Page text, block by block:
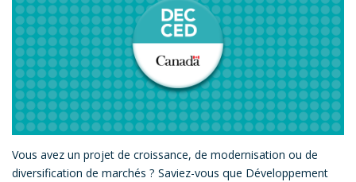
Vous avez un projet de croissance, de modernisation ou de
diversification de marchés ? Saviez-vous que Développement